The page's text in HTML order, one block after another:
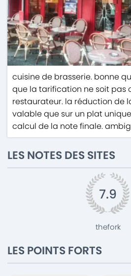
cuisine de brasserie. bonne
que la tarification ne soit pas
restaurateur. la réduction de
valable que sur un plat
calcul de la note finale.
LES NOTES DES SITES
7.9
thefork
LES POINTS FORTS